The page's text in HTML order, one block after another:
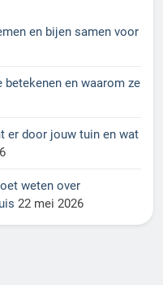
en bijen samen voor
en waarom ze
er door jouw tuin en wat
weten over
22 mei 2026